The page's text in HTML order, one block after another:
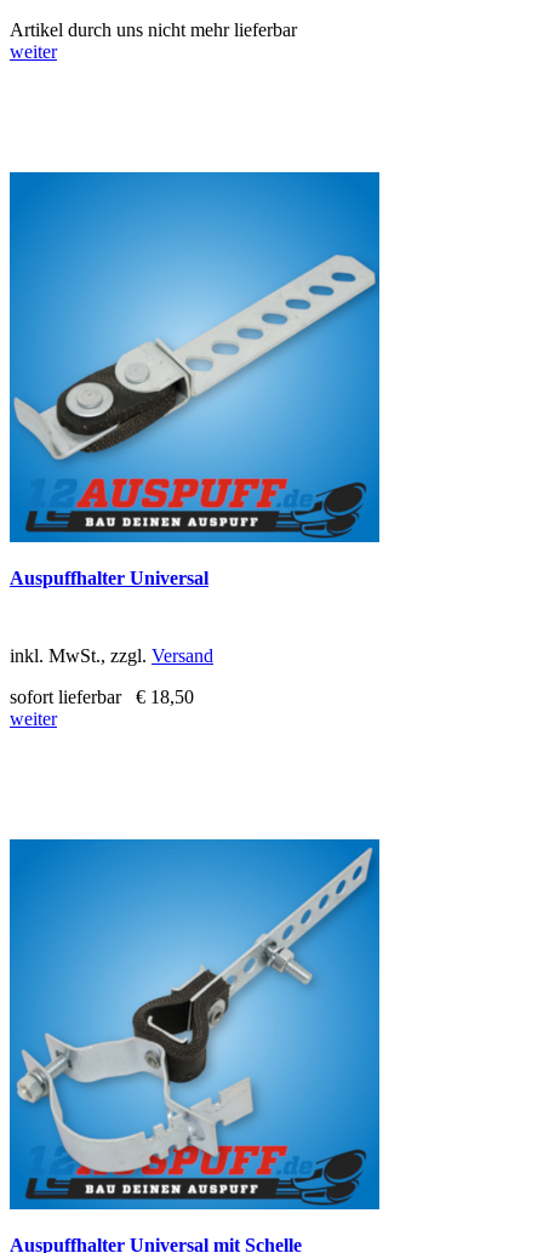
Artikel durch uns nicht mehr lieferbar
weiter
Auspuffhalter Universal
inkl. MwSt., zzgl. Versand
sofort lieferbar
€ 18,50
weiter
Auspuffhalter Universal mit Schelle